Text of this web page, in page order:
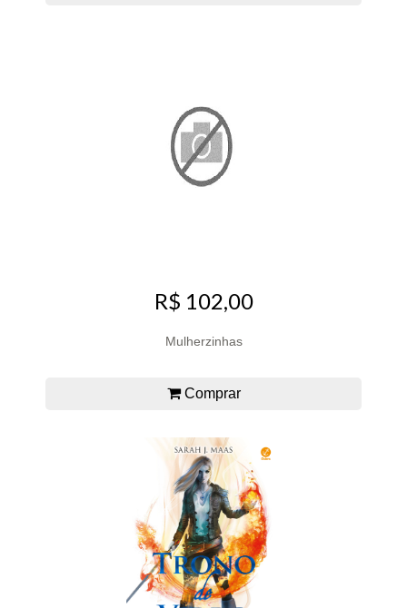
R$ 102,00
Mulherzinhas
Comprar